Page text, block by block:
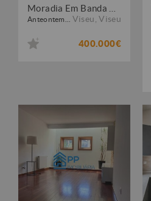
Anteontem... Viseu ,Viseu
400.000€